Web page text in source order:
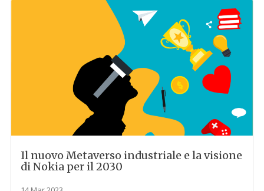
Il nuovo Metaverso industriale e la visione
di Nokia per il 2030